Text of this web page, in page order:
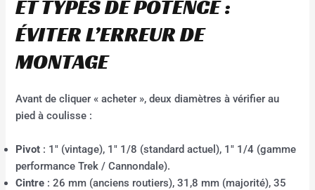
ET TYPES DE POTENCE :
ÉVITER L’ERREUR DE
MONTAGE
Avant de cliquer « acheter », deux diamètres à vérifier au
pied à coulisse :
Pivot : 1″ (vintage), 1″ 1/8 (standard actuel), 1″ 1/4 (gamme
performance Trek / Cannondale).
Cintre : 26 mm (anciens routiers), 31,8 mm (majorité), 35